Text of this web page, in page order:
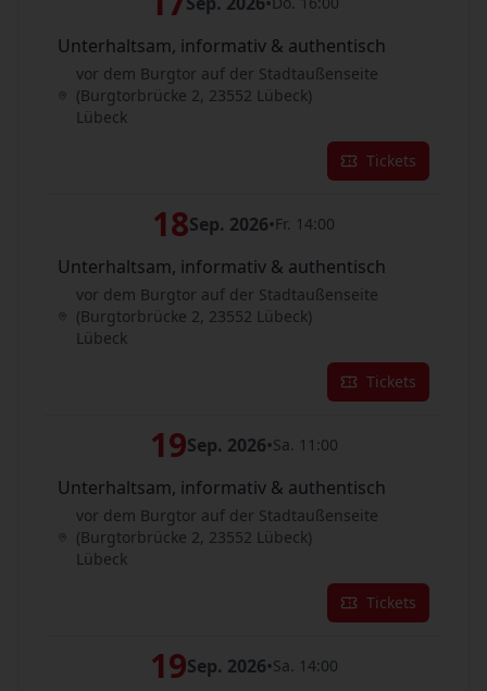
Unterhaltsam, informativ & authentisch
vor dem Burgtor auf der Stadtaußenseite
(Burgtorbrücke 2, 23552 Lübeck)
Lübeck
Tickets
18Sep. 2026•Fr. 14:00
Unterhaltsam, informativ & authentisch
vor dem Burgtor auf der Stadtaußenseite
(Burgtorbrücke 2, 23552 Lübeck)
Lübeck
Tickets
19Sep. 2026•Sa. 11:00
Unterhaltsam, informativ & authentisch
vor dem Burgtor auf der Stadtaußenseite
(Burgtorbrücke 2, 23552 Lübeck)
Lübeck
Tickets
19Sep. 2026•Sa. 14:00